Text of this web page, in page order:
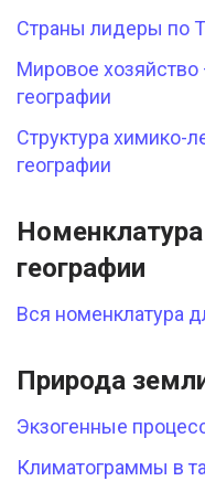
Страны лидеры по
Мировое
географии
Структура химико-
географии
географии
Вся номенклатура
Природа
Экзогенные
Климатограммы в